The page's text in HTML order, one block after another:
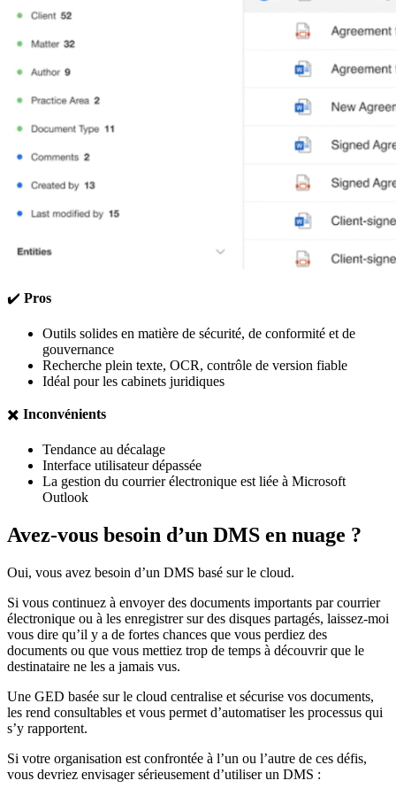
✔️ Pros
Outils solides en matière de sécurité, de conformité et de
gouvernance
Recherche plein texte, OCR, contrôle de version fiable
Idéal pour les cabinets juridiques
✖️ Inconvénients
Tendance au décalage
Interface utilisateur dépassée
La gestion du courrier électronique est liée à Microsoft
Outlook
Avez-vous besoin d’un DMS en nuage ?
Oui, vous avez besoin d’un DMS basé sur le cloud.
Si vous continuez à envoyer des documents importants par courrier
électronique ou à les enregistrer sur des disques partagés, laissez-moi
vous dire qu’il y a de fortes chances que vous perdiez des
documents ou que vous mettiez trop de temps à découvrir que le
destinataire ne les a jamais vus.
Une GED basée sur le cloud centralise et sécurise vos documents,
les rend consultables et vous permet d’automatiser les processus qui
s’y rapportent.
Si votre organisation est confrontée à l’un ou l’autre de ces défis,
vous devriez envisager sérieusement d’utiliser un DMS :